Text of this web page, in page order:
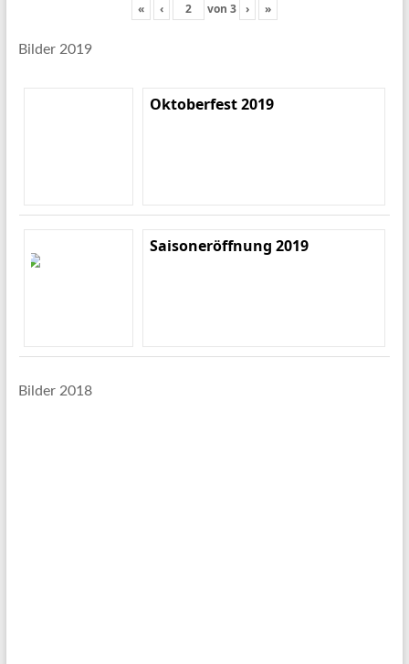
« ‹ von 3 › »
Bilder 2019
Oktoberfest 2019
Saisoneröffnung 2019
Bilder 2018